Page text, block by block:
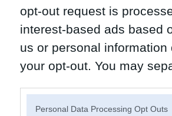
opt-out request is
interest-based ads based
us or personal
your opt-out. You may
Personal Data Processing Opt Outs